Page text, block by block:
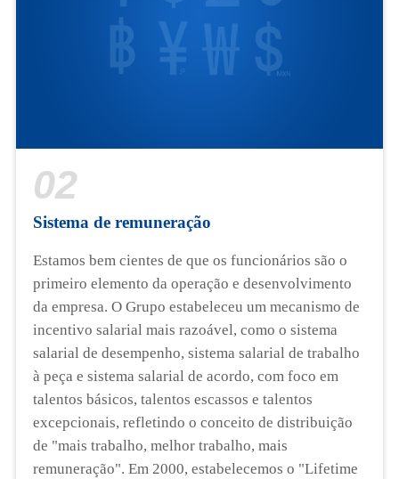
02
Sistema de remuneração
Estamos bem cientes de que os funcionários são o
primeiro elemento da operação e desenvolvimento
da empresa. O Grupo estabeleceu um mecanismo de
incentivo salarial mais razoável, como o sistema
salarial de desempenho, sistema salarial de trabalho
à peça e sistema salarial de acordo, com foco em
talentos básicos, talentos escassos e talentos
excepcionais, refletindo o conceito de distribuição
de "mais trabalho, melhor trabalho, mais
remuneração". Em 2000, estabelecemos o "Lifetime